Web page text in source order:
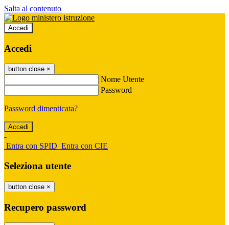
Salta al contenuto
Accedi
Accedi
button close ×
Nome Utente
Password
Password dimenticata?
-
Entra con SPID Entra con CIE
Seleziona utente
button close ×
Recupero password